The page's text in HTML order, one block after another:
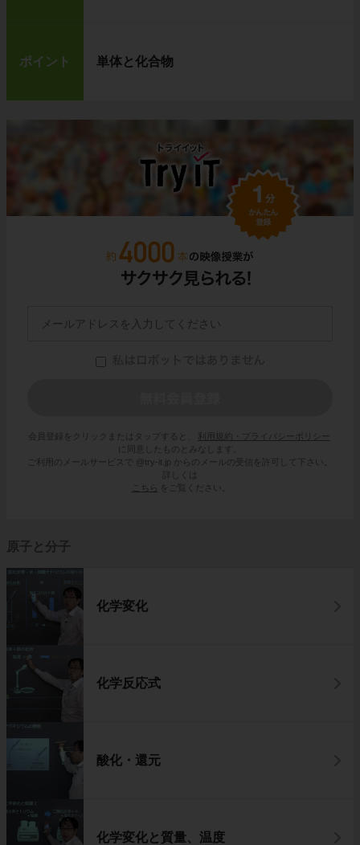
ポイント 単体と化合物
会員登録をクリックまたはタップすると、
利用規約・プライバシーポリシー
に同意したものとみなします。
ご利用のメールサービスで @try-it.jp からのメールの受信を許可して下さい。
詳しくは
こちら
をご覧ください。
原子と分子
化学変化
化学反応式
酸化・還元
化学変化と質量、温度